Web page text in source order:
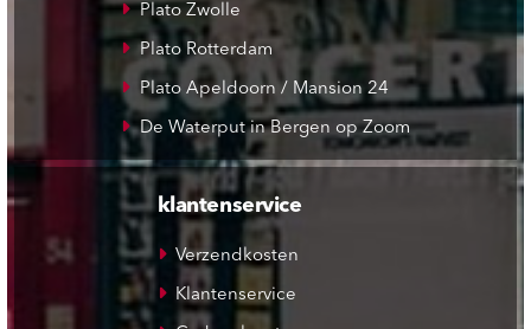
Plato Zwolle
Plato Rotterdam
Plato Apeldoorn / Mansion 24
De Waterput in Bergen op Zoom
klantenservice
Verzendkosten
Klantenservice